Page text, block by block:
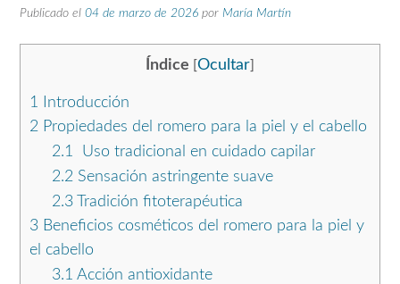
Publicado el 04 de marzo de 2026 por María Martín
Índice [Ocultar]
1
Introducción
2 Propiedades del romero para la piel y el cabello
2.1
Uso tradicional en cuidado capilar
2.2 Sensación astringente suave
2.3Tradición fitoterapéutica
3 Beneficios cosméticos del romero para la piel y
el cabello
3.1 Acción antioxidante